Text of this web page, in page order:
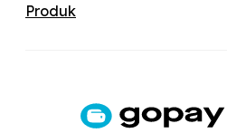
Produk